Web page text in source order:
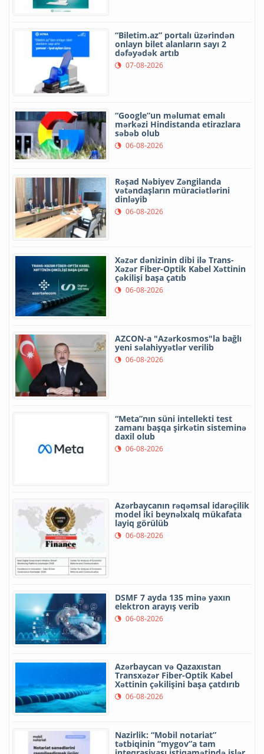
“Biletim.az” portalı üzərindən
onlayn bilet alanların sayı 2
dəfəyədək artıb
07-08-2026
“Google”un məlumat emalı
mərkəzi Hindistanda etirazlara
səbəb olub
06-08-2026
Rəşad Nəbiyev Zəngilanda
vətəndaşların müraciətlərini
dinləyib
06-08-2026
Xəzər dənizinin dibi ilə Trans-
Xəzər Fiber-Optik Kabel Xəttinin
çəkilişi başa çatıb
06-08-2026
AZCON-a "Azərkosmos"la bağlı
yeni səlahiyyətlər verilib
06-08-2026
“Meta”nın süni intellekti test
zamanı başqa şirkətin sisteminə
daxil olub
06-08-2026
Azərbaycanın rəqəmsal idarəçilik
model iki beynəlxalq mükafata
layiq görülüb
06-08-2026
DSMF 7 ayda 135 minə yaxın
elektron arayış verib
06-08-2026
Azərbaycan və Qazaxıstan
Transxəzər Fiber-Optik Kabel
Xəttinin çəkilişini başa çatdırıb
06-08-2026
Nazirlik: “Mobil notariat”
tətbiqinin “mygov”a tam